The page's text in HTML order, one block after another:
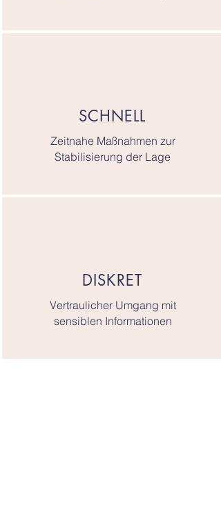
SCHNELL
Zeitnahe Maßnahmen zur
Stabilisierung der Lage
DISKRET
Vertraulicher Umgang mit
sensiblen Informationen